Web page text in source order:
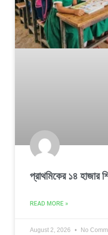
প্রাথমিকের ১৪ হাজার
READ MORE »
August 2, 2026 No